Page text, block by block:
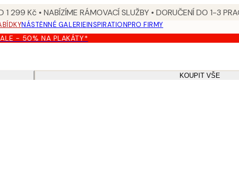
299 Kč • NABÍZÍME RÁMOVACÍ SLUŽBY • DORUČENÍ DO 1-3
NÁSTĚNNÉ GALERIEINSPIRATIONPRO FIRMY
- 50% NA PLAKÁTY*
KOUPIT VŠE